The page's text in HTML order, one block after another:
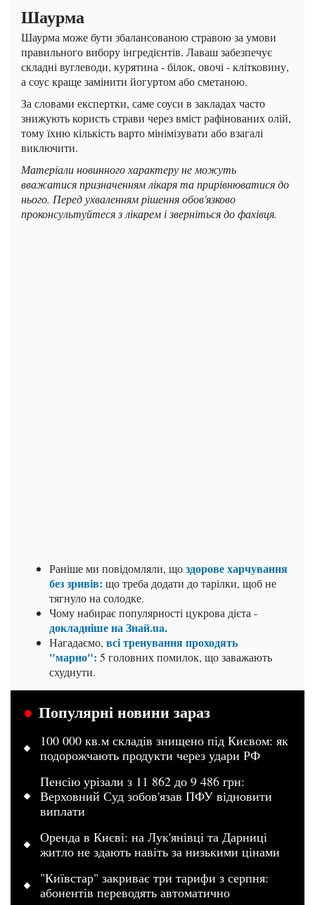
Шаурма
Шаурма може бути збалансованою стравою за умови
правильного вибору інгредієнтів. Лаваш забезпечує
складні вуглеводи, курятина - білок, овочі - клітковину,
а соус краще замінити йогуртом або сметаною.
За словами експертки, саме соуси в закладах часто
знижують користь страви через вміст рафінованих олій,
тому їхню кількість варто мінімізувати або взагалі
виключити.
Матеріали новинного характеру не можуть
вважатися призначенням лікаря та прирівнюватися до
нього. Перед ухваленням рішення обов'язково
проконсультуйтеся з лікарем і зверніться до фахівця.
Раніше ми повідомляли, щоздорове харчування
без зривів: що треба додати до тарілки, щоб не
тягнуло на солодке.
Чому набирає популярності цукрова дієта -
докладніше на Знай.ua.
Нагадаємо, всі тренування проходять
"марно": 5 головних помилок, що заважають
схуднути.
Популярні новини зараз
100 000 кв.м складів знищено під Києвом: як
подорожчають продукти через удари РФ
Пенсію урізали з 11 862 до 9 486 грн:
Верховний Суд зобов'язав ПФУ відновити
виплати
Оренда в Києві: на Лук'янівці та Дарниці
житло не здають навіть за низькими цінами
"Київстар" закриває три тарифи з серпня:
абонентів переводять автоматично